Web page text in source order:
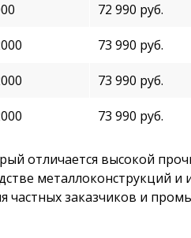
72 990 руб.
73 990 руб.
73 990 руб.
73 990 руб.
отличается высокой
металлоконструкций и
частных заказчиков и